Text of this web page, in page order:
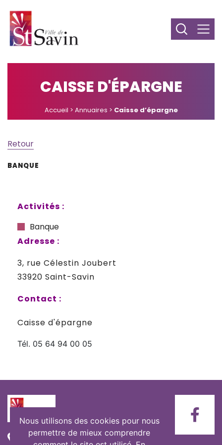
CAISSE D'ÉPARGNE
Accueil > Annuaires > Caisse d’épargne
Retour
BANQUE
Activités :
Banque
Adresse :
3, rue Célestin Joubert
33920 Saint-Savin
Contact :
Caisse d'épargne
Tél. 05 64 94 00 05
Mairie de Saint-Savin
Nous utilisons des cookies pour nous
permettre de mieux comprendre